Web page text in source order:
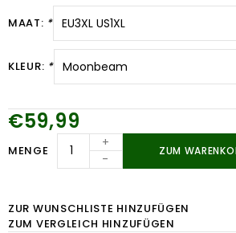
MAAT: *
KLEUR: *
€59,99
MENGE
+
-
ZUM
ZUR WUNSCHLISTE HINZUFÜGEN
ZUM VERGLEICH HINZUFÜGEN